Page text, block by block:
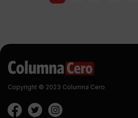
Copyright © 2023 Columna Cero